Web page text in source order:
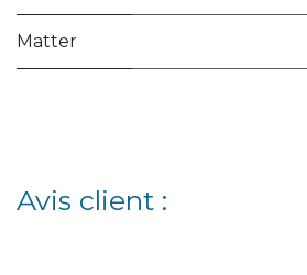
Matter
Avis client :